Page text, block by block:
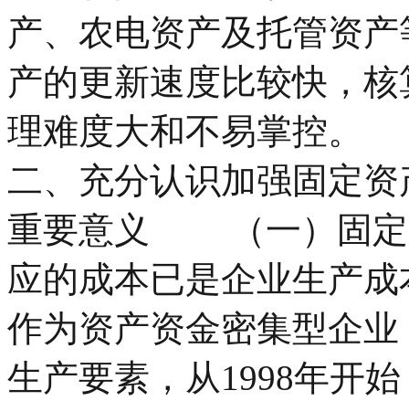
产、农电资产及托管资
产的更新速度比较快，
理难度大和不易掌控。
二、充分认识加强固定
重要意义 （一）固定
应的成本已是企业生产
作为资产资金密集型企
生产要素，从1998年开